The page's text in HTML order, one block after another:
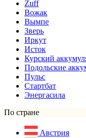
Zuff
Вожак
Вымпе
Зверь
Иркут
Исток
Курский
Подольские
Пульс
Стартбат
Энергасила
По стране
Австрия